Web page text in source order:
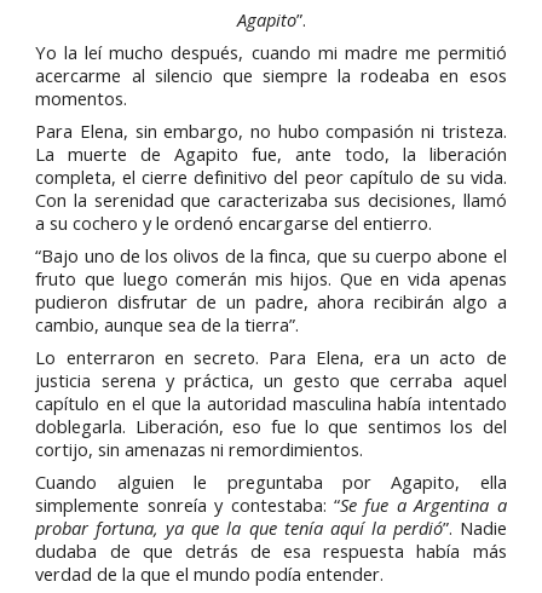
Agapito”.
Yo la leí mucho después, cuando mi madre me permitió
acercarme al silencio que siempre la rodeaba en esos
momentos.
Para Elena, sin embargo, no hubo compasión ni tristeza.
La muerte de Agapito fue, ante todo, la liberación
completa, el cierre definitivo del peor capítulo de su vida.
Con la serenidad que caracterizaba sus decisiones, llamó
a su cochero y le ordenó encargarse del entierro.
“Bajo uno de los olivos de la finca, que su cuerpo abone el
fruto que luego comerán mis hijos. Que en vida apenas
pudieron disfrutar de un padre, ahora recibirán algo a
cambio, aunque sea de la tierra”.
Lo enterraron en secreto. Para Elena, era un acto de
justicia serena y práctica, un gesto que cerraba aquel
capítulo en el que la autoridad masculina había intentado
doblegarla. Liberación, eso fue lo que sentimos los del
cortijo, sin amenazas ni remordimientos.
Cuando alguien le preguntaba por Agapito, ella
simplemente sonreía y contestaba: “Se fue a Argentina a
probar fortuna, ya que la que tenía aquí la perdió”. Nadie
dudaba de que detrás de esa respuesta había más
verdad de la que el mundo podía entender.